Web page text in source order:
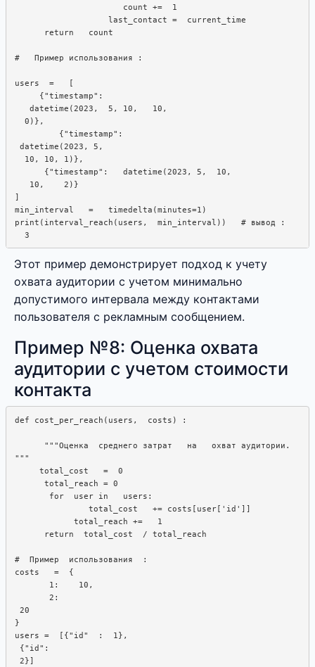
                      count +=  1
                   last_contact =  current_time
      return   count
#   Пример использования :
users  =   [
     {"timestamp":
   datetime(2023,  5, 10,   10,
  0)},
         {"timestamp":
datetime(2023, 5,
  10, 10, 1)},
      {"timestamp":   datetime(2023, 5,  10,
   10,    2)}
]
min_interval   =   timedelta(minutes=1)
print(interval_reach(users,  min_interval))   # вывод :
Этот пример демонстрирует подход к учету
охвата аудитории с учетом минимально
допустимого интервала между контактами
пользователя с рекламным сообщением.
Пример №8: Оценка охвата
аудитории с учетом стоимости
контакта
def cost_per_reach(users,  costs) :
      """Оценка  среднего затрат   на   охват аудитории.
"""
     total_cost   =  0
      total_reach = 0
       for  user in   users:
               total_cost   += costs[user['id']]
            total_reach +=   1
      return  total_cost  / total_reach
#  Пример  использования  :
costs   =  {
       1:    10,
       2:
20
}
users =  [{"id"  :  1},
{"id":
2}]